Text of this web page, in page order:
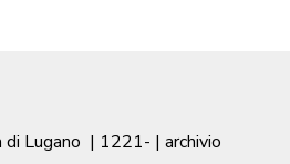
Lugano | 1221- | archivio